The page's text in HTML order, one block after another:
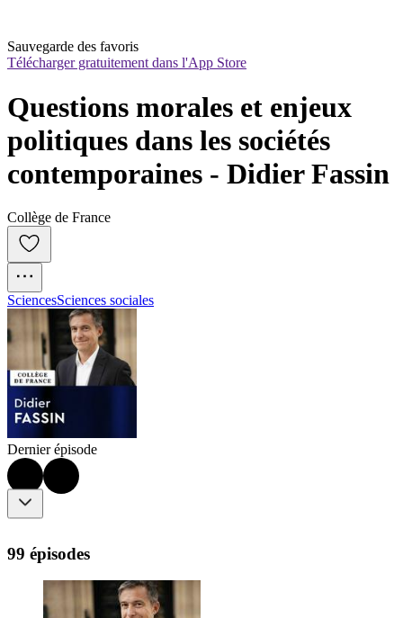
Sauvegarde des favoris
Télécharger gratuitement dans l'App Store
Questions morales et enjeux
politiques dans les sociétés
contemporaines - Didier Fassin
Collège de France
SciencesSciences sociales
Dernier épisode
99 épisodes